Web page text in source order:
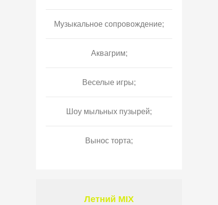
Музыкальное сопровождение;
Аквагрим;
Веселые игры;
Шоу мыльных пузырей;
Вынос торта;
Летний MIX